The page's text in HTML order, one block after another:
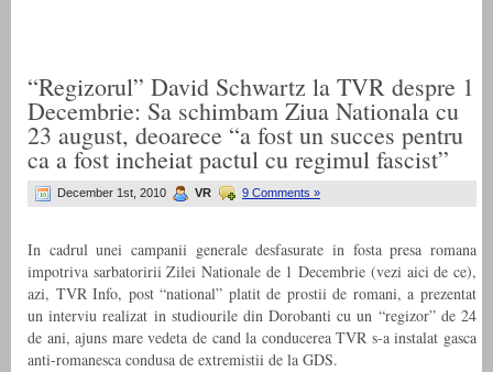
“Regizorul” David Schwartz la TVR despre 1
Decembrie: Sa schimbam Ziua Nationala cu
23 august, deoarece “a fost un succes pentru
ca a fost incheiat pactul cu regimul fascist”
December 1st, 2010 VR 9 Comments »
In cadrul unei campanii generale desfasurate in fosta presa romana
impotriva sarbatoririi Zilei Nationale de 1 Decembrie (vezi aici de ce),
azi, TVR Info, post “national” platit de prostii de romani, a prezentat
un interviu realizat in studiourile din Dorobanti cu un “regizor” de 24
de ani, ajuns mare vedeta de cand la conducerea TVR s-a instalat gasca
anti-romanesca condusa de extremistii de la GDS.